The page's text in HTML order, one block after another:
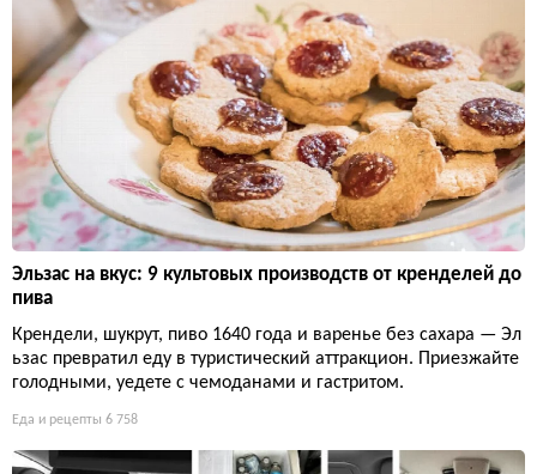
Эльзас на вкус: 9 культовых производств от кренделей до
пива
Крендели, шукрут, пиво 1640 года и варенье без сахара — Эл
ьзас превратил еду в туристический аттракцион. Приезжайте
голодными, уедете с чемоданами и гастритом.
Еда и рецепты 6 758